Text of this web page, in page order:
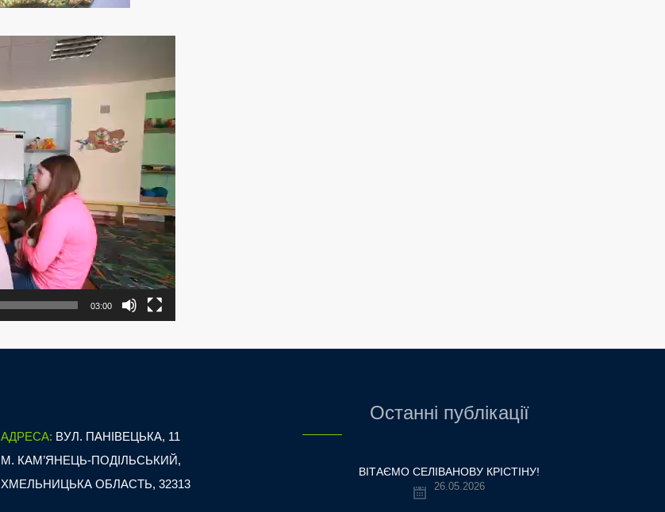
03:00
АДРЕСА: ВУЛ. ПАНІВЕЦЬКА, 11
М. КАМ’ЯНЕЦЬ-ПОДІЛЬСЬКИЙ,
ХМЕЛЬНИЦЬКА ОБЛАСТЬ, 32313
Останні публікації
ВІТАЄМО СЕЛІВАНОВУ КРІСТІНУ!
26.05.2026